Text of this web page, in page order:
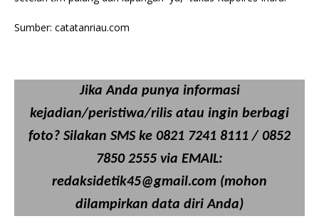
Sumber: catatanriau.com
Jika Anda punya informasi
kejadian/peristiwa/rilis atau ingin berbagi
foto? Silakan SMS ke 0821 7241 8111 / 0852
7850 2555 via EMAIL:
redaksidetik45@gmail.com (mohon
dilampirkan data diri Anda)